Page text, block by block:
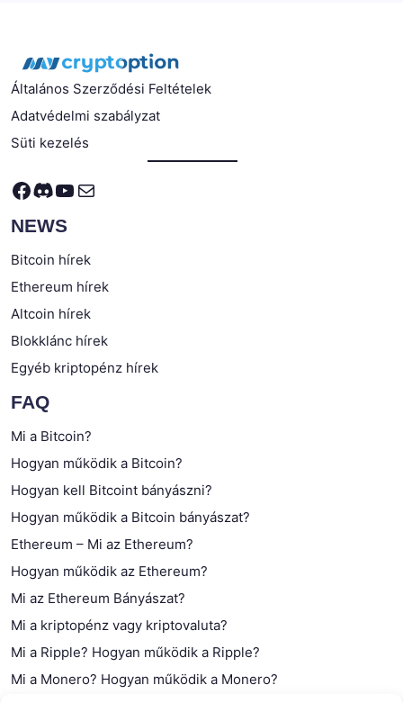
Általános Szerződési Feltételek
Adatvédelmi szabályzat
Süti kezelés
Facebook
Discord
YouTube
Mail
NEWS
Bitcoin hírek
Ethereum hírek
Altcoin hírek
Blokklánc hírek
Egyéb kriptopénz hírek
FAQ
Mi a Bitcoin?
Hogyan működik a Bitcoin?
Hogyan kell Bitcoint bányászni?
Hogyan működik a Bitcoin bányászat?
Ethereum – Mi az Ethereum?
Hogyan működik az Ethereum?
Mi az Ethereum Bányászat?
Mi a kriptopénz vagy kriptovaluta?
Mi a Ripple? Hogyan működik a Ripple?
Mi a Monero? Hogyan működik a Monero?